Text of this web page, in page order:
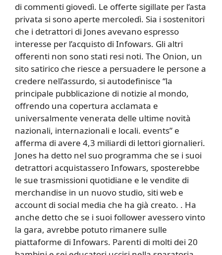
di commenti giovedì. Le offerte sigillate per l’asta
privata si sono aperte mercoledì. Sia i sostenitori
che i detrattori di Jones avevano espresso
interesse per l’acquisto di Infowars. Gli altri
offerenti non sono stati resi noti. The Onion, un
sito satirico che riesce a persuadere le persone a
credere nell’assurdo, si autodefinisce “la
principale pubblicazione di notizie al mondo,
offrendo una copertura acclamata e
universalmente venerata delle ultime novità
nazionali, internazionali e locali. events” e
afferma di avere 4,3 miliardi di lettori giornalieri.
Jones ha detto nel suo programma che se i suoi
detrattori acquistassero Infowars, sposterebbe
le sue trasmissioni quotidiane e le vendite di
merchandise in un nuovo studio, siti web e
account di social media che ha già creato. . Ha
anche detto che se i suoi follower avessero vinto
la gara, avrebbe potuto rimanere sulle
piattaforme di Infowars. Parenti di molti dei 20